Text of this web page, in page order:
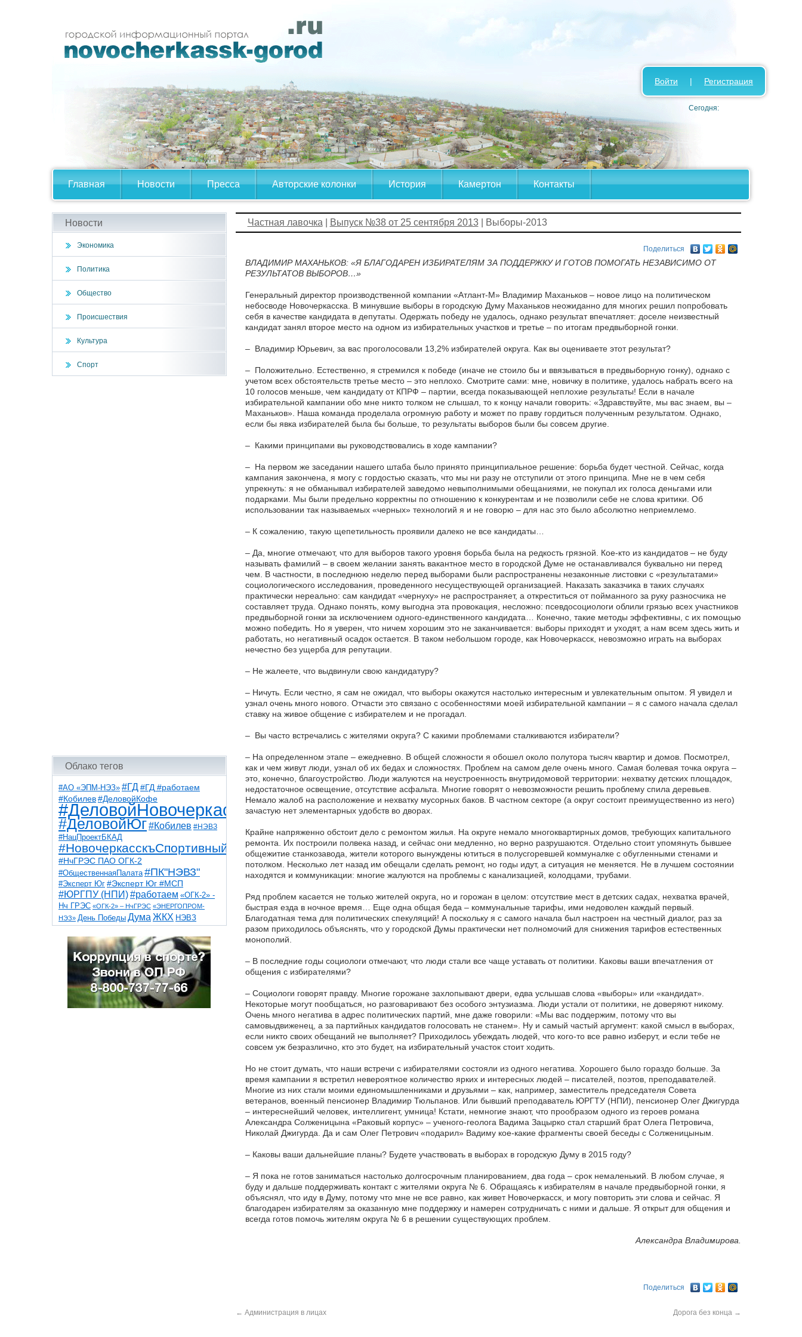
Главная Новости Пресса Авторские колонки История Камертон Контакты
Войти | Регистрация
Сегодня:
Новости
Экономика
Политика
Общество
Происшествия
Культура
Спорт
Облако тегов
#АО «ЭПМ-НЭЗ» #ГД #ГД #работаем
#Кобилев #ДеловойКофе
#ДеловойНовочеркасск
#ДеловойЮг#Кобилев #НЭВЗ
#НацПроектБКАД
#НовочеркасскъСпортивный
#НчГРЭС ПАО ОГК-2
#ОбщественнаяПалата #ПК"НЭВЗ"
#Эксперт Юг #Эксперт Юг #МСП
#ЮРГПУ (НПИ)#работаем «ОГК-2» -
Нч ГРЭС «ОГК-2» – НчГРЭС «ЭНЕРГОПРОМ-
НЭЗ» День Победы Дума ЖКХ НЭВЗ
НчГРЭС ТНТ
благоустройствоветераны выборы
детидороги казаки коррупция космос
общественная палата парк пожар роща
спорт театр транспорт художники
Частная лавочка Выпуск №38 от 25 сентября 2013| Выборы-2013
Поделиться
ВЛАДИМИР МАХАНЬКОВ: «Я БЛАГОДАРЕН ИЗБИРАТЕЛЯМ ЗА ПОДДЕРЖКУ И ГОТОВ ПОМОГАТЬ НЕЗАВИСИМО ОТ
РЕЗУЛЬТАТОВ ВЫБОРОВ…»
Генеральный директор производственной компании «Атлант-М» Владимир Маханьков – новое лицо на политическом
небосводе Новочеркасска. В минувшие выборы в городскую Думу Маханьков неожиданно для многих решил попробовать
себя в качестве кандидата в депутаты. Одержать победу не удалось, однако результат впечатляет: доселе неизвестный
кандидат занял второе место на одном из избирательных участков и третье – по итогам предвыборной гонки.
– Владимир Юрьевич, за вас проголосовали 13,2% избирателей округа. Как вы оцениваете этот результат?
– Положительно. Естественно, я стремился к победе (иначе не стоило бы и ввязываться в предвыборную гонку), однако с
учетом всех обстоятельств третье место – это неплохо. Смотрите сами: мне, новичку в политике, удалось набрать всего на
10 голосов меньше, чем кандидату от КПРФ – партии, всегда показывающей неплохие результаты! Если в начале
избирательной кампании обо мне никто толком не слышал, то к концу начали говорить: «Здравствуйте, мы вас знаем, вы –
Маханьков». Наша команда проделала огромную работу и может по праву гордиться полученным результатом. Однако,
если бы явка избирателей была бы больше, то результаты выборов были бы совсем другие.
– Какими принципами вы руководствовались в ходе кампании?
– На первом же заседании нашего штаба было принято принципиальное решение: борьба будет честной. Сейчас, когда
кампания закончена, я могу с гордостью сказать, что мы ни разу не отступили от этого принципа. Мне не в чем себя
упрекнуть: я не обманывал избирателей заведомо невыполнимыми обещаниями, не покупал их голоса деньгами или
подарками. Мы были предельно корректны по отношению к конкурентам и не позволили себе не слова критики. Об
использовании так называемых «черных» технологий я и не говорю – для нас это было абсолютно неприемлемо.
– К сожалению, такую щепетильность проявили далеко не все кандидаты…
– Да, многие отмечают, что для выборов такого уровня борьба была на редкость грязной. Кое-кто из кандидатов – не буду
называть фамилий – в своем желании занять вакантное место в городской Думе не останавливался буквально ни перед
чем. В частности, в последнюю неделю перед выборами были распространены незаконные листовки с «результатами»
социологического исследования, проведенного несуществующей организацией. Наказать заказчика в таких случаях
практически нереально: сам кандидат «чернуху» не распространяет, а откреститься от пойманного за руку разносчика не
составляет труда. Однако понять, кому выгодна эта провокация, несложно: псевдосоциологи облили грязью всех участников
предвыборной гонки за исключением одного-единственного кандидата… Конечно, такие методы эффективны, с их помощью
можно победить. Но я уверен, что ничем хорошим это не заканчивается: выборы приходят и уходят, а нам всем здесь жить и
работать, но негативный осадок остается. В таком небольшом городе, как Новочеркасск, невозможно играть на выборах
нечестно без ущерба для репутации.
– Не жалеете, что выдвинули свою кандидатуру?
– Ничуть. Если честно, я сам не ожидал, что выборы окажутся настолько интересным и увлекательным опытом. Я увидел и
узнал очень много нового. Отчасти это связано с особенностями моей избирательной кампании – я с самого начала сделал
ставку на живое общение с избирателем и не прогадал.
– Вы часто встречались с жителями округа? С какими проблемами сталкиваются избиратели?
– На определенном этапе – ежедневно. В общей сложности я обошел около полутора тысяч квартир и домов. Посмотрел,
как и чем живут люди, узнал об их бедах и сложностях. Проблем на самом деле очень много. Самая болевая точка округа –
это, конечно, благоустройство. Люди жалуются на неустроенность внутридомовой территории: нехватку детских площадок,
недостаточное освещение, отсутствие асфальта. Многие говорят о невозможности решить проблему спила деревьев.
Немало жалоб на расположение и нехватку мусорных баков. В частном секторе (а округ состоит преимущественно из него)
зачастую нет элементарных удобств во дворах.
Крайне напряженно обстоит дело с ремонтом жилья. На округе немало многоквартирных домов, требующих капитального
ремонта. Их построили полвека назад, и сейчас они медленно, но верно разрушаются. Отдельно стоит упомянуть бывшее
общежитие станкозавода, жители которого вынуждены ютиться в полусгоревшей коммуналке с обугленными стенами и
потолком. Несколько лет назад им обещали сделать ремонт, но годы идут, а ситуация не меняется. Не в лучшем состоянии
находятся и коммуникации: многие жалуются на проблемы с канализацией, колодцами, трубами.
Ряд проблем касается не только жителей округа, но и горожан в целом: отсутствие мест в детских садах, нехватка врачей,
быстрая езда в ночное время… Еще одна общая беда – коммунальные тарифы, ими недоволен каждый первый.
Благодатная тема для политических спекуляций! А поскольку я с самого начала был настроен на честный диалог, раз за
разом приходилось объяснять, что у городской Думы практически нет полномочий для снижения тарифов естественных
монополий.
– В последние годы социологи отмечают, что люди стали все чаще уставать от политики. Каковы ваши впечатления от
общения с избирателями?
– Социологи говорят правду. Многие горожане захлопывают двери, едва услышав слова «выборы» или «кандидат».
Некоторые могут пообщаться, но разговаривают без особого энтузиазма. Люди устали от политики, не доверяют никому.
Очень много негатива в адрес политических партий, мне даже говорили: «Мы вас поддержим, потому что вы
самовыдвиженец, а за партийных кандидатов голосовать не станем». Ну и самый частый аргумент: какой смысл в выборах,
если никто своих обещаний не выполняет? Приходилось убеждать людей, что кого-то все равно изберут, и если тебе не
совсем уж безразлично, кто это будет, на избирательный участок стоит ходить.
Но не стоит думать, что наши встречи с избирателями состояли из одного негатива. Хорошего было гораздо больше. За
время кампании я встретил невероятное количество ярких и интересных людей – писателей, поэтов, преподавателей.
Многие из них стали моими единомышленниками и друзьями – как, например, заместитель председателя Совета
ветеранов, военный пенсионер Владимир Тюльпанов. Или бывший преподаватель ЮРГТУ (НПИ), пенсионер Олег Джигурда
– интереснейший человек, интеллигент, умница! Кстати, немногие знают, что прообразом одного из героев романа
Александра Солженицына «Раковый корпус» – ученого-геолога Вадима Зацырко стал старший брат Олега Петровича,
Николай Джигурда. Да и сам Олег Петрович «подарил» Вадиму кое-какие фрагменты своей беседы с Солженицыным.
– Каковы ваши дальнейшие планы? Будете участвовать в выборах в городскую Думу в 2015 году?
– Я пока не готов заниматься настолько долгосрочным планированием, два года – срок немаленький. В любом случае, я
буду и дальше поддерживать контакт с жителями округа № 6. Обращаясь к избирателям в начале предвыборной гонки, я
объяснял, что иду в Думу, потому что мне не все равно, как живет Новочеркасск, и могу повторить эти слова и сейчас. Я
благодарен избирателям за оказанную мне поддержку и намерен сотрудничать с ними и дальше. Я открыт для общения и
всегда готов помочь жителям округа № 6 в решении существующих проблем.
Александра Владимирова.
Поделиться
← Администрация в лицах Дорога без конца →